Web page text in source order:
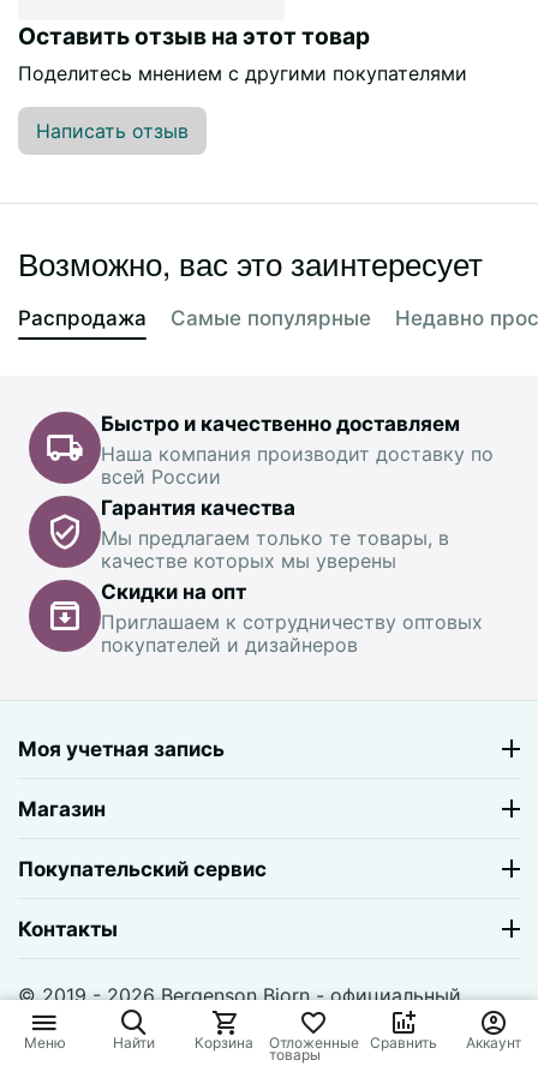
Оставить отзыв на этот товар
Поделитесь мнением с другими покупателями
Написать отзыв
Возможно, вас это заинтересует
Распродажа Самые популярные Недавно
Быстро и качественно доставляем
Наша компания производит доставку по
всей России
Гарантия качества
Мы предлагаем только те товары, в
качестве которых мы уверены
Скидки на опт
Приглашаем к сотрудничеству оптовых
покупателей и дизайнеров
Моя учетная запись
Магазин
Покупательский сервис
Контакты
© 2019 - 2026 Bergenson Bjorn - официальный
магазин. На базе
CS-Cart и премиум темы —
© AB:
UniTheme2
Меню Найти Корзина Отложенные
товары
Сравнить Аккаунт